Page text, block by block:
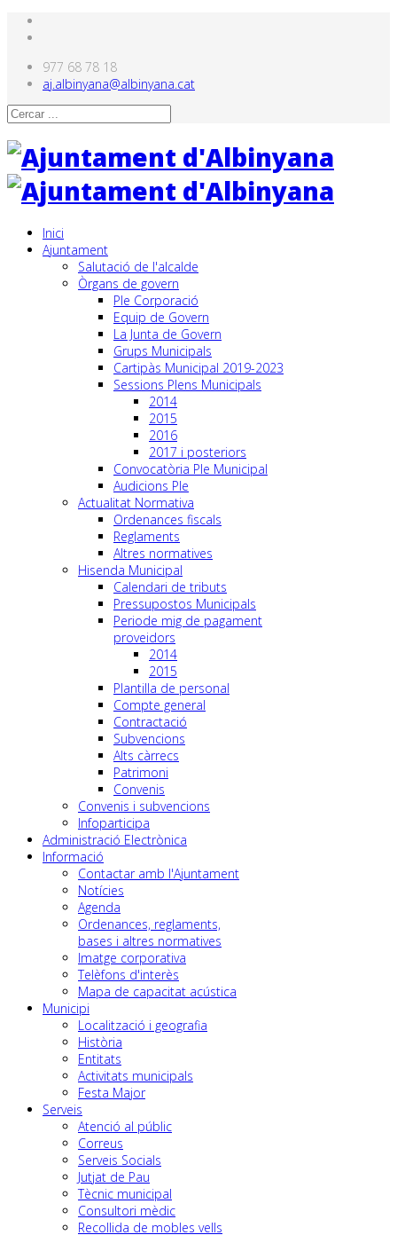
977 68 78 18
aj.albinyana@albinyana.cat
Inici
Ajuntament
Salutació de l'alcalde
Òrgans de govern
Ple Corporació
Equip de Govern
La Junta de Govern
Grups Municipals
Cartipàs Municipal 2019-2023
Sessions Plens Municipals
2014
2015
2016
2017 i posteriors
Convocatòria Ple Municipal
Audicions Ple
Actualitat Normativa
Ordenances fiscals
Reglaments
Altres normatives
Hisenda Municipal
Calendari de tributs
Pressupostos Municipals
Periode mig de pagament
proveidors
2014
2015
Plantilla de personal
Compte general
Contractació
Subvencions
Alts càrrecs
Patrimoni
Convenis
Convenis i subvencions
Infoparticipa
Administració Electrònica
Informació
Contactar amb l'Ajuntament
Notícies
Agenda
Ordenances, reglaments,
bases i altres normatives
Imatge corporativa
Telèfons d'interès
Mapa de capacitat acústica
Municipi
Localització i geografia
Història
Entitats
Activitats municipals
Festa Major
Serveis
Atenció al públic
Correus
Serveis Socials
Jutjat de Pau
Tècnic municipal
Consultori mèdic
Recollida de mobles vells